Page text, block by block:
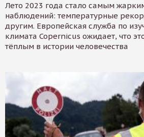
Лето 2023 года стало самым
наблюдений: температурные
другим. Европейская служба по
климата Copernicus ожидает, что
тёплым в истории человечества